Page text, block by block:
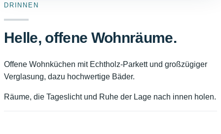
DRINNEN
Helle, offene Wohnräume.
Offene Wohnküchen mit Echtholz-Parkett und großzügiger
Verglasung, dazu hochwertige Bäder.
Räume, die Tageslicht und Ruhe der Lage nach innen holen.